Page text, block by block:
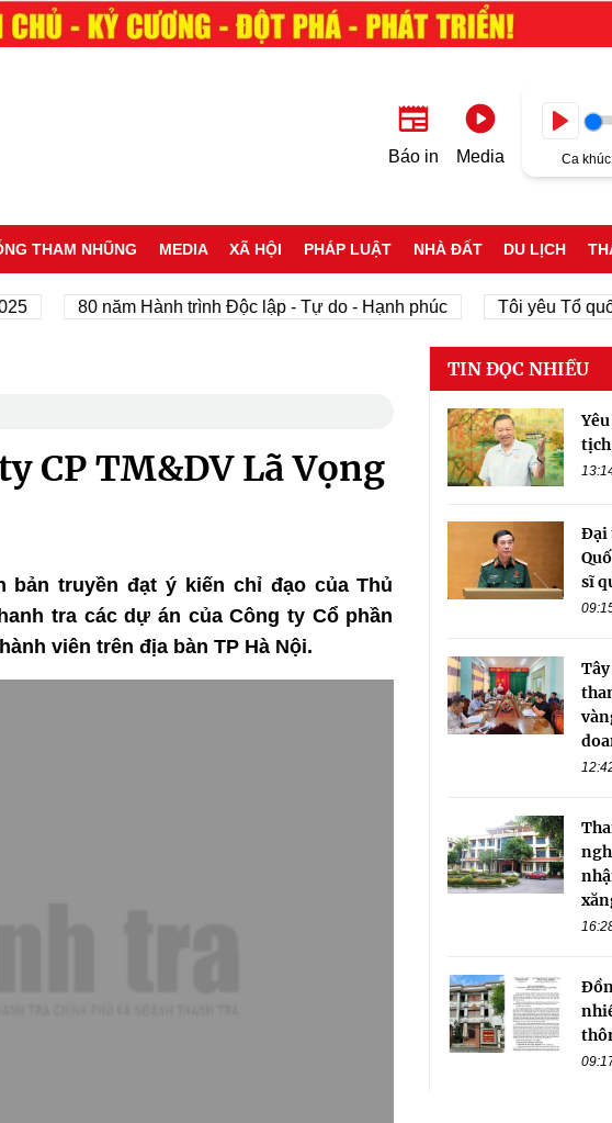
Báo in Media Ca
THAM NHŨNG MEDIA XÃ HỘI PHÁP LUẬT NHÀ ĐẤT DU LỊCH
80 năm Hành trình Độc lập - Tự do - Hạnh phúc Tôi yêu Tổ quốc tôi
CP TM&DV Lã Vọng
bản truyền đạt ý kiến chỉ đạo của Thủ
tra các dự án của Công ty Cổ phần
viên trên địa bàn TP Hà Nội.
TIN ĐỌC NHIỀU
tịch
Đại
sĩ